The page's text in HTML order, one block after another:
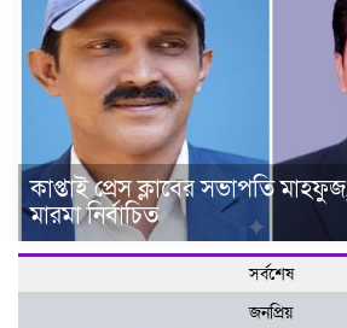
কাপ্তাই প্রেস ক্লাবের সভাপতি
মারমা নির্বাচিত
সর্বশেষ
জনপ্রিয়